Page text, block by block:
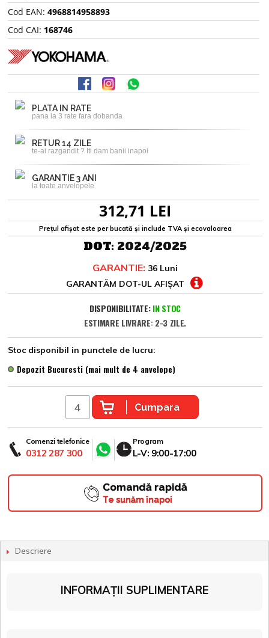
Cod EAN: 4968814958893
Cod CAI: 168746
PLATA IN RATE
pana la 3 rate fara dobanda
RETUR 14 ZILE
te-ai razgandit ? Iti dam banii inapoi
GARANTIE 3 ANI
la toate anvelopele
312,71 LEI
Prețul afișat este per bucată și include TVA și ecovaloarea
DOT: 2024/2025
GARANTIE: 36 Luni
GARANTĂM DOT-UL AFIȘAT
DISPONIBILITATE: IN STOC
ESTIMARE LIVRARE: 2-3 ZILE.
Stoc disponibil in punctele de lucru:
Depozit Bucuresti (mai mult de 4 anvelope)
Cumpara
Comenzi telefonice
0312 287 300
Program
L-V: 9:00-17:00
Comandă rapidă
Te sunăm înapoi
Descriere
INFORMAȚII SUPLIMENTARE